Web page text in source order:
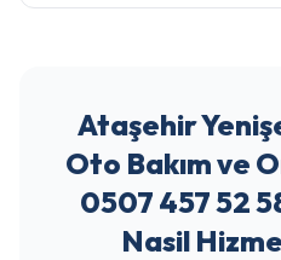
Ataşehir
Oto Bakım ve
0507 457 52
Nasil